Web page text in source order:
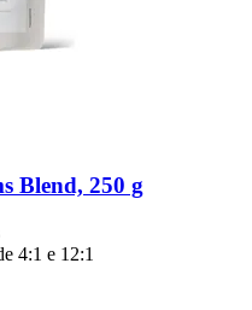
Blend, 250 g
4:1 e 12:1